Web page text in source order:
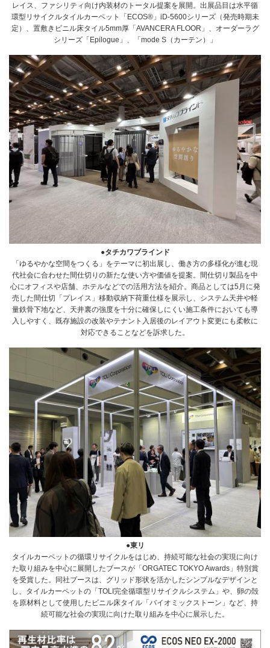
レイス、ファシリティ向け内装材のトータル提案を展開。出展品目は水平循
環型リサイクルタイルカーペット「ECOS®」iD-5600シリーズ（発売時期未
定）、置敷きビニル床タイル5mm厚「AVANCERA FLOOR」、オーダーラグ
シリーズ「Epilogue」、「mode S（カーテン）」
●タチカワブラインド
「ゆるやかな空間をつくる」をテーマに初出展し、働き方の多様化が進む現
代社会に合わせた間仕切りの新たな使い方や価値を提案。間仕切り製品を中
心にオフィスや店舗、ホテルなどでの活用方法を紹介。商品としては5月に発
売した間仕切「プレイス」移動収納下荷重仕様を展示し、システム天井や軽
量鉄骨下地など、天井裏の強度を十分に確保しにくい施工条件においても導
入しやすく、既存施設の改装やテナント入居後のレイアウト変更にも柔軟に
対応できることなどを訴求した。
●東リ
タイルカーペットの循環リサイクルをはじめ、持続可能な社会の実現に向け
た取り組みを中心に展開したブースが「ORGATEC TOKYO Awards」特別賞
を受賞した。同社ブースは、グリッド形状を活かしたシンプルなデザインと
し、タイルカーペットの「TOLI完全循環型リサイクルシステム」や、卵の殻
を原材料として使用したビニル床タイル「バイオミックストーン」など、持
続可能な社会の実現に向けた取り組みを中心に展示した。